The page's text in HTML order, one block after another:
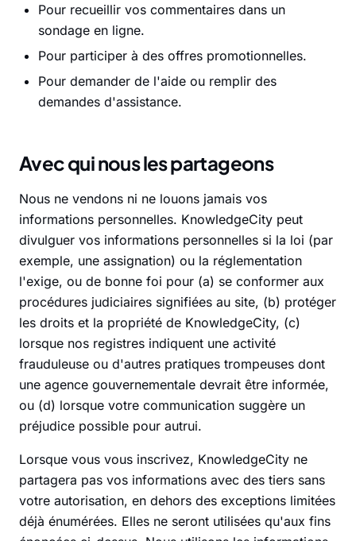
Pour recueillir vos commentaires dans un
sondage en ligne.
Pour participer à des offres promotionnelles.
Pour demander de l'aide ou remplir des
demandes d'assistance.
Avec qui nous les partageons
Nous ne vendons ni ne louons jamais vos
informations personnelles. KnowledgeCity peut
divulguer vos informations personnelles si la loi (par
exemple, une assignation) ou la réglementation
l'exige, ou de bonne foi pour (a) se conformer aux
procédures judiciaires signifiées au site, (b) protéger
les droits et la propriété de KnowledgeCity, (c)
lorsque nos registres indiquent une activité
frauduleuse ou d'autres pratiques trompeuses dont
une agence gouvernementale devrait être informée,
ou (d) lorsque votre communication suggère un
préjudice possible pour autrui.
Lorsque vous vous inscrivez, KnowledgeCity ne
partagera pas vos informations avec des tiers sans
votre autorisation, en dehors des exceptions limitées
déjà énumérées. Elles ne seront utilisées qu'aux fins